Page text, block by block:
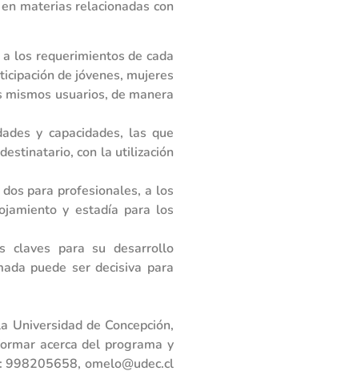
materias relacionadas con
los requerimientos de cada
de jóvenes, mujeres
usuarios, de manera
y capacidades, las que
con la utilización
para profesionales, a los
y estadía para los
claves para su desarrollo
puede ser decisiva para
de Concepción,
acerca del programa y
998205658, omelo@udec.cl